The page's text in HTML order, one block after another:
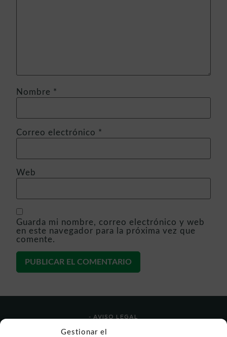
Gestionar el
Nombre *
Correo electrónico *
Web
Guarda mi nombre, correo electrónico y web
en este navegador para la próxima vez que
comente.
- AVISO LEGAL
- POLÍTICA DE USO